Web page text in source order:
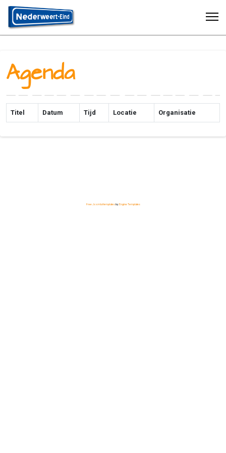
Agenda
Titel Datum Tijd Locatie Organisatie
Free Joomla! templatesbyEngine Templates